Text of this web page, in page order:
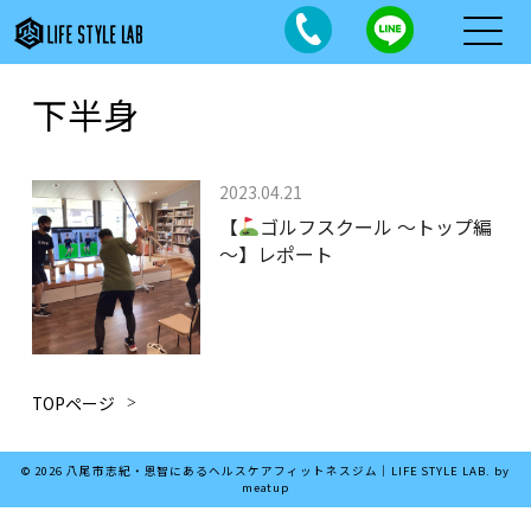
下半身
2023.04.21
【
ゴルフスクール ～トップ編
～】レポート
TOPページ
© 2026 八尾市志紀・恩智にあるヘルスケアフィットネスジム｜LIFE STYLE LAB. by
meatup